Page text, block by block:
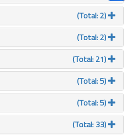
(Total: 2)
(Total: 2)
(Total: 21)
(Total: 5)
(Total: 5)
(Total: 33)